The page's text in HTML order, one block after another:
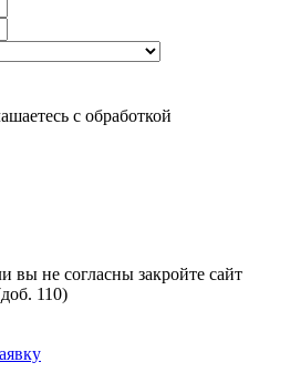
с обработкой
вы не согласны закройте сайт
110)